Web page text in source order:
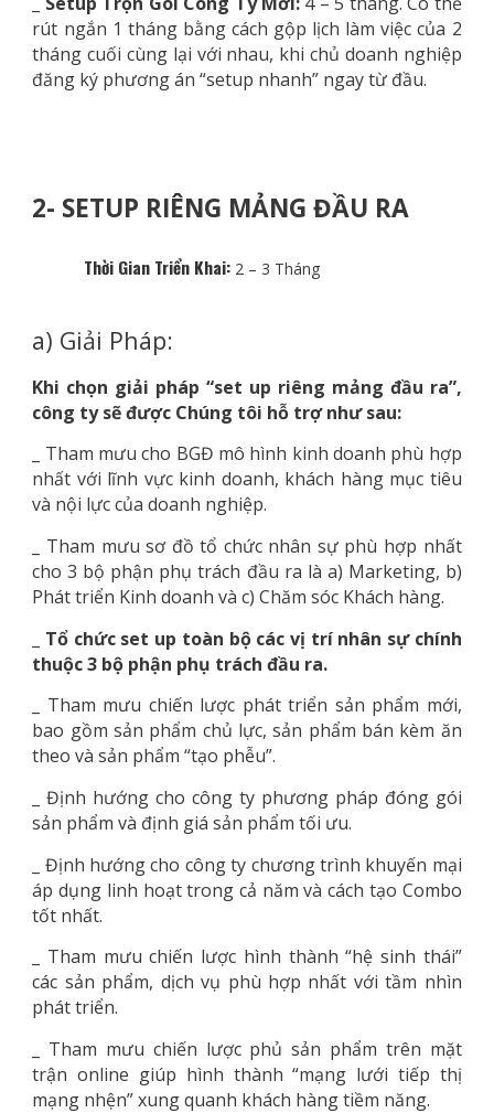
rút ngắn 1 tháng bằng cách gộp lịch làm việc của 2
tháng cuối cùng lại với nhau, khi chủ doanh nghiệp
đăng ký phương án “setup nhanh” ngay từ đầu.
2- SETUP RIÊNG MẢNG ĐẦU RA
Thời Gian Triển Khai: 2 – 3 Tháng
a) Giải Pháp:
Khi chọn giải pháp “set up riêng mảng đầu ra”,
công ty sẽ được Chúng tôi hỗ trợ như sau:
_ Tham mưu cho BGĐ mô hình kinh doanh phù hợp
nhất với lĩnh vực kinh doanh, khách hàng mục tiêu
và nội lực của doanh nghiệp.
_ Tham mưu sơ đồ tổ chức nhân sự phù hợp nhất
cho 3 bộ phận phụ trách đầu ra là a) Marketing, b)
Phát triển Kinh doanh và c) Chăm sóc Khách hàng.
_ Tổ chức set up toàn bộ các vị trí nhân sự chính
thuộc 3 bộ phận phụ trách đầu ra.
_ Tham mưu chiến lược phát triển sản phẩm mới,
bao gồm sản phẩm chủ lực, sản phẩm bán kèm ăn
theo và sản phẩm “tạo phễu”.
_ Định hướng cho công ty phương pháp đóng gói
sản phẩm và định giá sản phẩm tối ưu.
_ Định hướng cho công ty chương trình khuyến mại
áp dụng linh hoạt trong cả năm và cách tạo Combo
tốt nhất.
_ Tham mưu chiến lược hình thành “hệ sinh thái”
các sản phẩm, dịch vụ phù hợp nhất với tầm nhìn
phát triển.
_ Tham mưu chiến lược phủ sản phẩm trên mặt
trận online giúp hình thành “mạng lưới tiếp thị
mạng nhện” xung quanh khách hàng tiềm năng.